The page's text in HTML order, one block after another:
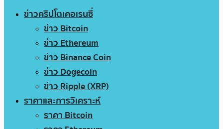
ข่าวคริปโตเคอเรนซี่
ข่าว Bitcoin
ข่าว Ethereum
ข่าว Binance Coin
ข่าว Dogecoin
ข่าว Ripple (XRP)
ราคาและการวิเคราะห์
ราคา Bitcoin